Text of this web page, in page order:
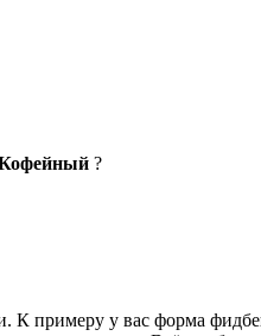
Кофейный ?
примеру у вас форма